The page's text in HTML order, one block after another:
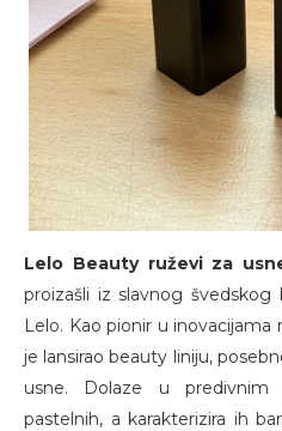
Lelo Beauty ruževi za
proizašli iz slavnog
Lelo. Kao pionir u
je lansirao beauty liniju,
usne. Dolaze u predivnim
pastelnih, a karakterizira ih